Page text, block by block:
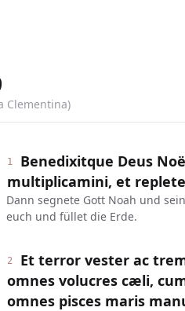
Clementina)
1
Benedixitque Deus
multiplicamini, et
Dann segnete Gott Noah und
euch und füllet die Erde.
2
Et terror vester ac
omnes volucres cæli,
omnes pisces maris